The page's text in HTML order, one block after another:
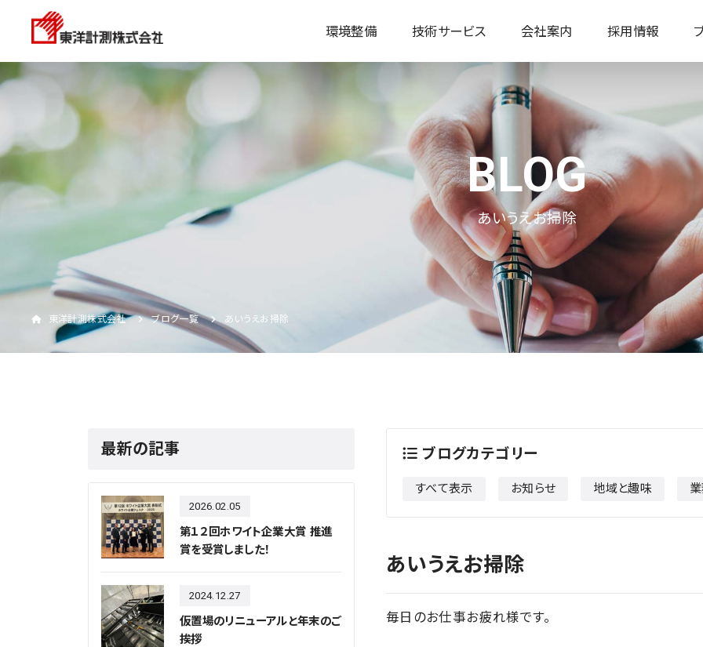
環境整備 技術サービス 会社案内 採用情報
社会人 / 採用情報
あいうえお掃除
東洋計測株式会社 ブログ一覧 あいうえお掃除
ブログカテゴリー
すべて表示 お知らせ 地域と趣味
あいうえお掃除
毎日のお仕事お疲れ様です。
最新の記事
2026.02.05
第１２回ホワイト企業大賞 推進
賞を受賞しました！
2024.12.27
仮置場のリニューアルと年末のご
挨拶